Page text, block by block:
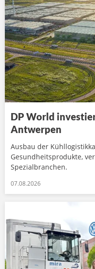
DP World
Antwerpen
Ausbau der
Gesundheitsprodukte,
Spezialbranchen.
07.08.2026